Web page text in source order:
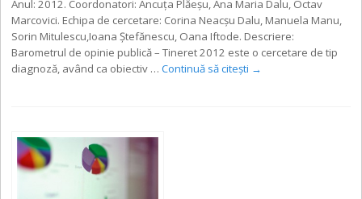
Anul: 2012. Coordonatori: Ancuţa Plăeşu, Ana Maria Dalu, Octav
Marcovici. Echipa de cercetare: Corina Neacşu Dalu, Manuela Manu,
Sorin Mitulescu,Ioana Ştefănescu, Oana Iftode. Descriere:
Barometrul de opinie publică – Tineret 2012 este o cercetare de tip
diagnoză, având ca obiectiv …Continuă să citești →